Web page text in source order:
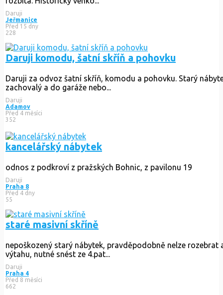
Nábytek do obýváku
Daruji za odvoz nábytek do obýváku, starší, ale v dobrém
Daruji
Brno-Bohunice
Před 2 dny
132
starožitná komoda a truhla
daruji za odvoz starožitnou komodu a truhlu. U komody
Daruji
Jeřmanice
Před 15 dny
228
Daruji komodu, šatní skříň a pohovku
Daruji za odvoz šatní skříň, komodu a pohovku. Starý
Adamov
Před 4 měsíci
kancelářský nábytek